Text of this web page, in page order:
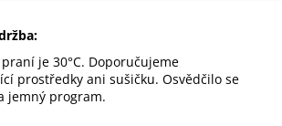
je 30°C. Doporučujeme
prostředky ani sušičku. Osvědčilo se
jemný program.